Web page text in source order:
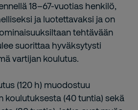
18–67-vuotias henkilö,
ja luotettavaksi ja on
tehtävään
suorittaa hyväksytysti
vartijan koulutus.
(120 h) muodostuu
koulutuksesta (40 tuntia) sekä